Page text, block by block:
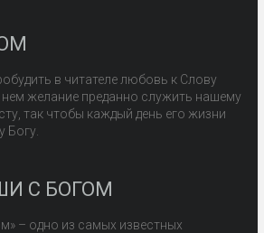
в читателе любовь к Слову
желание преданно служить нашему
так чтобы каждый день его жизни
Богу.
С БОГОМ
– одно из самых известных